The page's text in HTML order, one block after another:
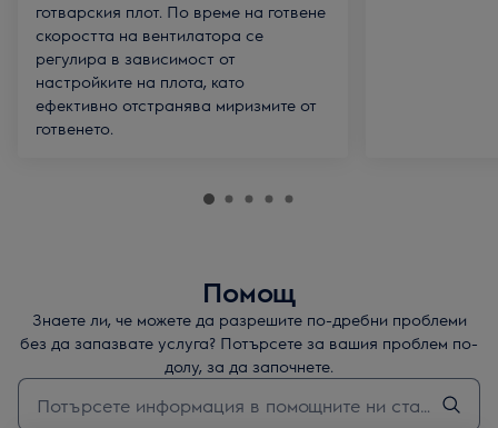
готварския плот. По време на готвене
скоростта на вентилатора се
регулира в зависимост от
настройките на плота, като
ефективно отстранява миризмите от
готвенето.
Помощ
Знаете ли, че можете да разрешите по-дребни проблеми
без да запазвате услуга? Потърсете за вашия проблем по-
долу, за да започнете.
Въведете текст за да потърсите статии за поддръжка